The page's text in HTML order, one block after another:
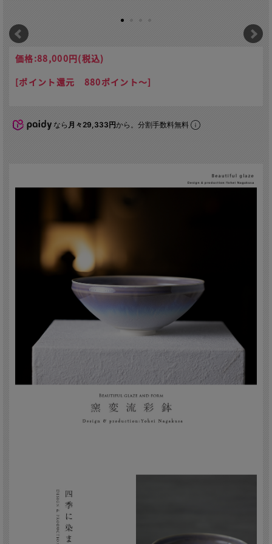
価格:88,000円(税込)
[ポイント還元 880ポイント～]
なら月々29,333円から。分割手数料無料